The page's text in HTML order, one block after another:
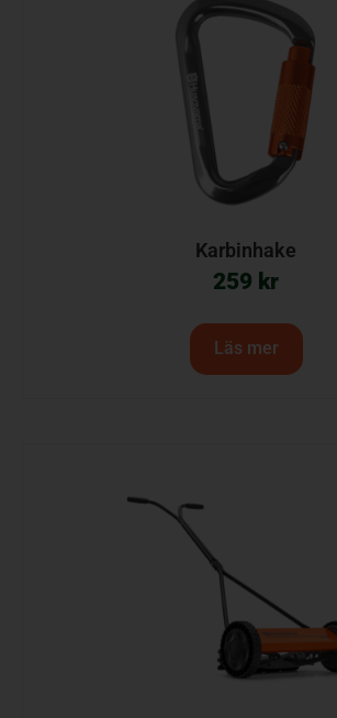
Karbinhake
259 kr
Läs mer